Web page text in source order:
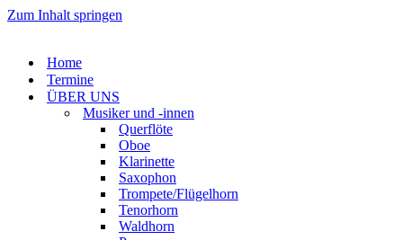
Zum Inhalt springen
Home
Termine
ÜBER UNS
Musiker und -innen
Querflöte
Oboe
Klarinette
Saxophon
Trompete/Flügelhorn
Tenorhorn
Waldhorn